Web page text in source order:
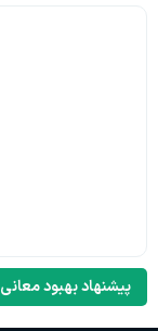
پیشنهاد بهبود معانی